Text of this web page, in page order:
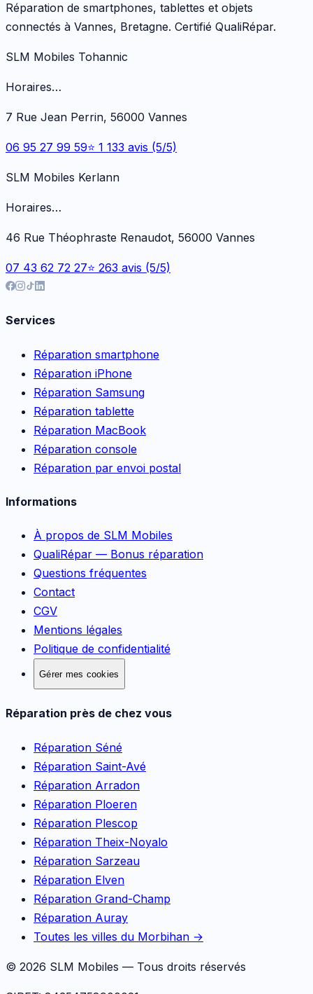
Réparation de smartphones, tablettes et objets
connectés à Vannes, Bretagne. Certifié QualiRépar.
SLM Mobiles Tohannic
Horaires…
7 Rue Jean Perrin, 56000 Vannes
06 95 27 99 59⭐ 1 133 avis (5/5)
SLM Mobiles Kerlann
Horaires…
46 Rue Théophraste Renaudot, 56000 Vannes
07 43 62 72 27⭐ 263 avis (5/5)
Services
Réparation smartphone
Réparation iPhone
Réparation Samsung
Réparation tablette
Réparation MacBook
Réparation console
Réparation par envoi postal
Informations
À propos de SLM Mobiles
QualiRépar — Bonus réparation
Questions fréquentes
Contact
CGV
Mentions légales
Politique de confidentialité
Gérer mes cookies
Réparation près de chez vous
Réparation Séné
Réparation Saint-Avé
Réparation Arradon
Réparation Ploeren
Réparation Plescop
Réparation Theix-Noyalo
Réparation Sarzeau
Réparation Elven
Réparation Grand-Champ
Réparation Auray
Toutes les villes du Morbihan →
© 2026 SLM Mobiles — Tous droits réservés